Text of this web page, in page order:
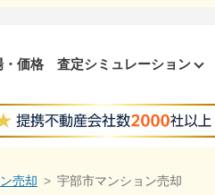
・価格 査定シミュレーション
売却 宇部市マンション売却